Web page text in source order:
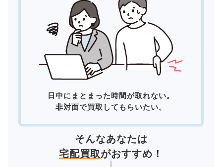
日中にまとまった時間が取れない。
非対面で買取してもらいたい。
そんなあなたは
宅配買取がおすすめ！